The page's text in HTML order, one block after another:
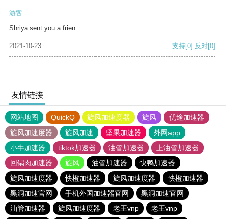
游客
Shriya sent you a frien
2021-10-23 支持[0] 反对[0]
友情链接
网站地图 QuickQ 旋风加速度器 旋风
优途加速器
旋风加速度器
旋风加速 坚果加速器
外网app
小牛加速器
tiktok加速器 油管加速器
上油管加速器
回锅肉加速器
旋风 油管加速器
快鸭加速器
旋风加速度器
快橙加速器 旋风加速度器
快橙加速器
黑洞加速官网
手机外国加速器官网
黑洞加速官网
油管加速器
旋风加速度器 老王vnp
老王vnp